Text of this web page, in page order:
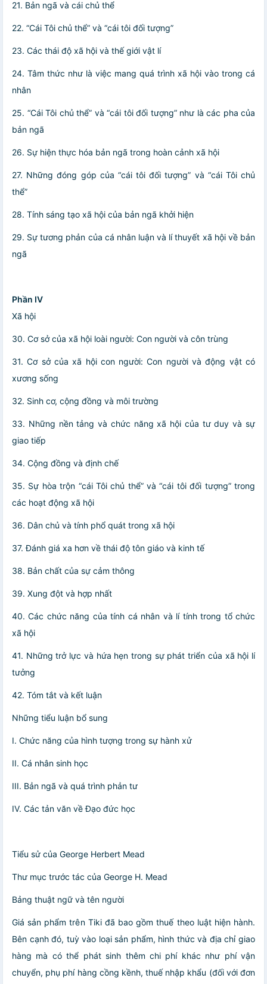
21. Bản ngã và cái chủ thể
22. “Cái Tôi chủ thể” và “cái tôi đối tượng”
23. Các thái độ xã hội và thế giới vật lí
24. Tâm thức như là việc mang quá trình xã hội vào trong cá
nhân
25. “Cái Tôi chủ thể” và “cái tôi đối tượng” như là các pha của
bản ngã
26. Sự hiện thực hóa bản ngã trong hoàn cảnh xã hội
27. Những đóng góp của “cái tôi đối tượng” và “cái Tôi chủ
thể”
28. Tính sáng tạo xã hội của bản ngã khởi hiện
29. Sự tương phản của cá nhân luận và lí thuyết xã hội về bản
ngã
Phần IV
Xã hội
30. Cơ sở của xã hội loài người: Con người và côn trùng
31. Cơ sở của xã hội con người: Con người và động vật có
xương sống
32. Sinh cơ, cộng đồng và môi trường
33. Những nền tảng và chức năng xã hội của tư duy và sự
giao tiếp
34. Cộng đồng và định chế
35. Sự hòa trộn “cái Tôi chủ thể” và “cái tôi đối tượng” trong
các hoạt động xã hội
36. Dân chủ và tính phổ quát trong xã hội
37. Đánh giá xa hơn về thái độ tôn giáo và kinh tế
38. Bản chất của sự cảm thông
39. Xung đột và hợp nhất
40. Các chức năng của tính cá nhân và lí tính trong tổ chức
xã hội
41. Những trở lực và hứa hẹn trong sự phát triển của xã hội lí
tưởng
42. Tóm tắt và kết luận
Những tiểu luận bổ sung
I. Chức năng của hình tượng trong sự hành xử
II. Cá nhân sinh học
III. Bản ngã và quá trình phản tư
IV. Các tản văn về Đạo đức học
Tiểu sử của George Herbert Mead
Thư mục trước tác của George H. Mead
Bảng thuật ngữ và tên người
Giá sản phẩm trên Tiki đã bao gồm thuế theo luật hiện hành.
Bên cạnh đó, tuỳ vào loại sản phẩm, hình thức và địa chỉ giao
hàng mà có thể phát sinh thêm chi phí khác như phí vận
chuyển, phụ phí hàng cồng kềnh, thuế nhập khẩu (đối với đơn